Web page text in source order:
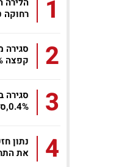
1
רחוקה
2
סגירה
קפצה 5.7%, אפל השילה 0.8%
3
סגירה
0.4%,סלאק עלתה ב-4.2%
4
את